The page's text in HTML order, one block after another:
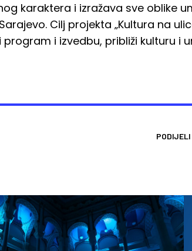
karaktera i izražava sve oblike
Cilj projekta „Kultura na
i izvedbu, približi kulturu i
PODIJELI